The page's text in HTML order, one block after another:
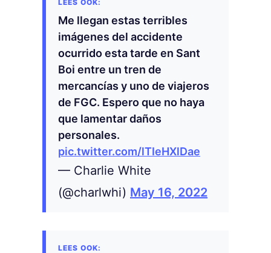
Me llegan estas terribles
imágenes del accidente
ocurrido esta tarde en Sant
Boi entre un tren de
mercancías y uno de viajeros
de FGC. Espero que no haya
que lamentar daños
personales.
pic.twitter.com/lTIeHXlDae
— Charlie White
(@charlwhi) May 16, 2022